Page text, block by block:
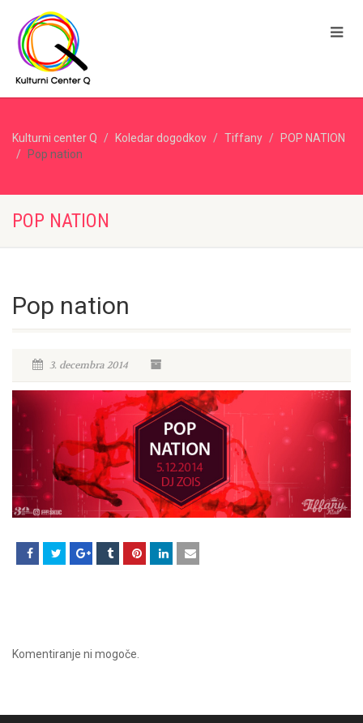
Kulturni center Q Koledar dogodkov Tiffany
POP NATION
Pop nation
POP NATION
Pop nation
3. decembra 2014
Komentiranje ni mogoče.